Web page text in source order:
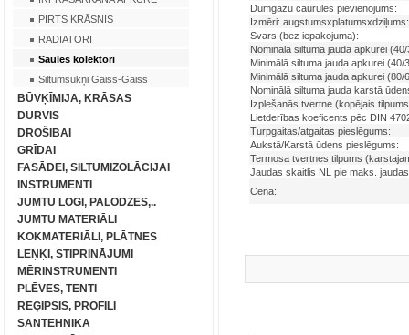
PIRTS KRĀSNIS
RADIATORI
Saules kolektori
Siltumsūkņi Gaiss-Gaiss
BŪVĶĪMIJA, KRĀSAS
DURVIS
DROŠĪBAI
GRĪDAI
FASĀDEI, SILTUMIZOLĀCIJAI
INSTRUMENTI
JUMTU LOGI, PALODZES,..
JUMTU MATERIĀLI
KOKMATERIĀLI, PLĀTNES
LEŅĶI, STIPRINĀJUMI
MĒRINSTRUMENTI
PLĒVES, TENTI
REĢIPSIS, PROFILI
SANTEHNIKA
Dūmgāzu caurules pievienojums:
Izmēri: augstumsxplatumsxdziļums:
Svars (bez iepakojuma):
Nominālā siltuma jauda apkurei
Minimālā siltuma jauda apkurei (40/
Minimālā siltuma jauda apkurei (80/
Nominālā siltuma jauda karstā
Izplešanās tvertne (kopējais
Lietderības koeficents pēc DIN
Turpgaitas/atgaitas pieslēgums:
Aukstā/Karstā ūdens pieslēgums:
Termosa tvertnes tilpums
Jaudas skaitlis NL pie maks.
Cena: